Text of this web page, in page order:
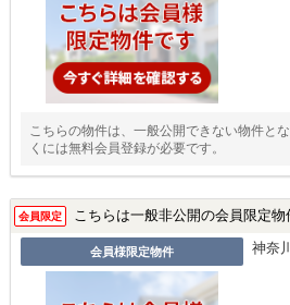
こちらの物件は、一般公開できない物件と
くには無料会員登録が必要です。
会員限定 こちらは一般非公開の会員限定物
会員様限定物件 神奈